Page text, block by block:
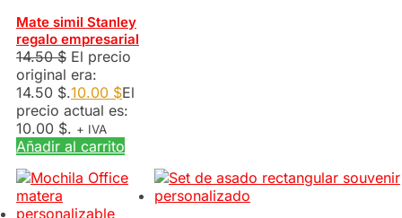
Mate simil Stanley
regalo empresarial
14.50$ El precio
original era:
14.50 $.10.00 $El
precio actual es:
10.00 $. + IVA
Añadir al carrito